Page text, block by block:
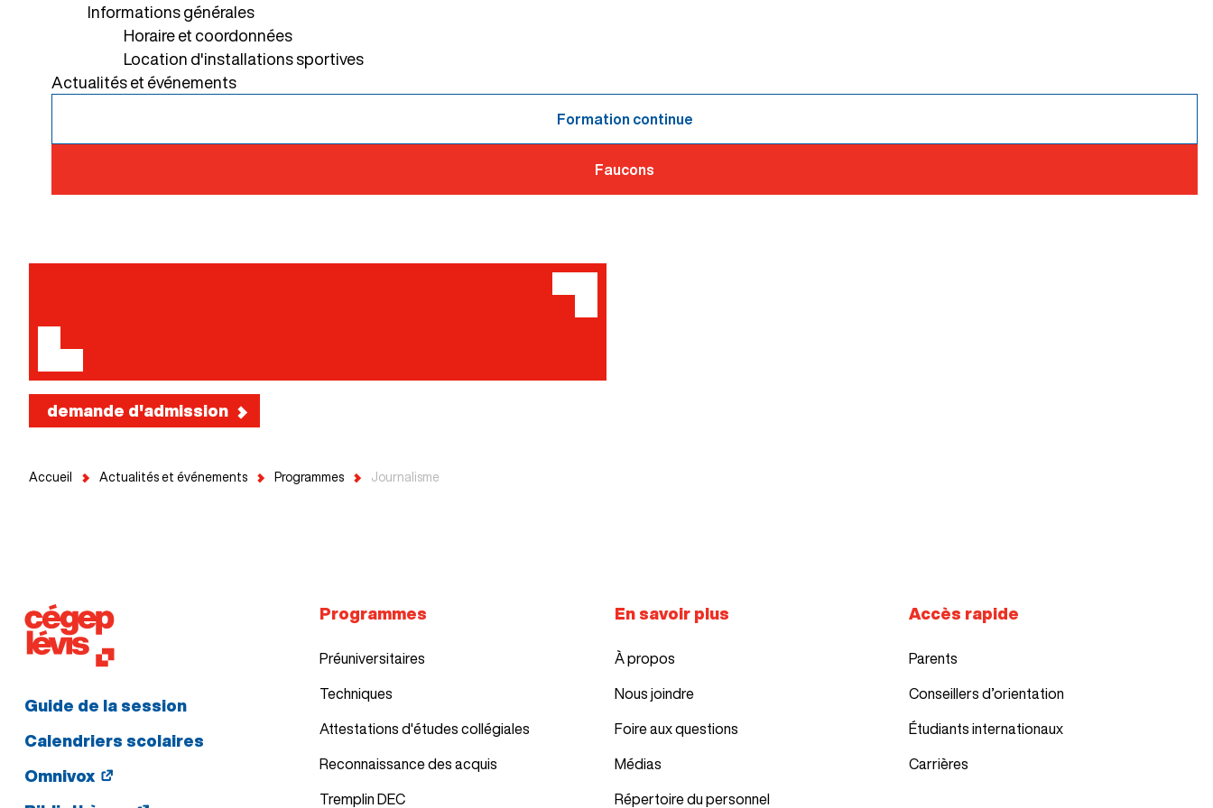
Informations générales
Horaire et coordonnées
Location d'installations sportives
Actualités et événements
Formation continue
Faucons
demande d'admission
Accueil Actualités et événements Programmes Journalisme
Guide de la session
Calendriers scolaires
Omnivox
Programmes
Préuniversitaires
Techniques
Attestations d'études collégiales
Reconnaissance des acquis
Tremplin DEC
En savoir plus
À propos
Nous joindre
Foire aux questions
Médias
Répertoire du personnel
Accès rapide
Parents
Conseillers d’orientation
Étudiants internationaux
Carrières